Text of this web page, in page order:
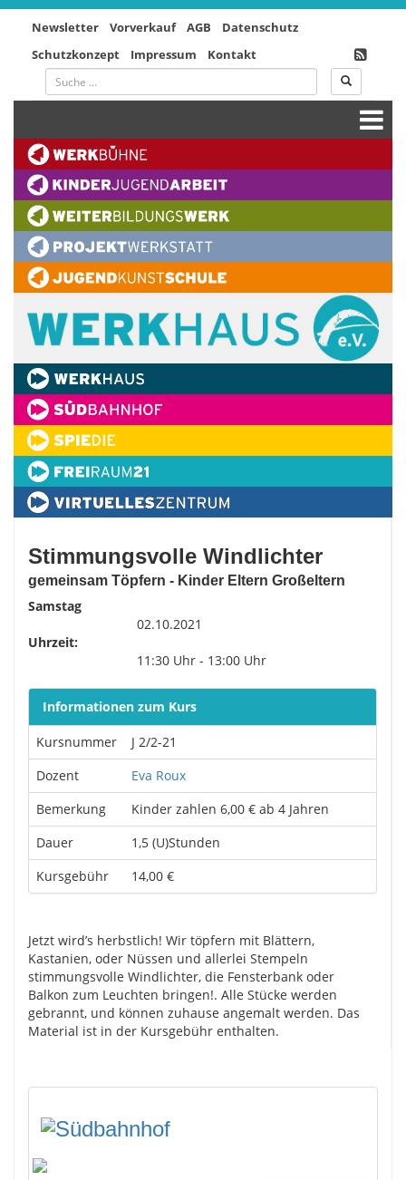
Newsletter Vorverkauf AGB
Datenschutz
Schutzkonzept
Impressum Kontakt
Stimmungsvolle Windlichter
gemeinsam Töpfern - Kinder Eltern Großeltern
Samstag
02.10.2021
Uhrzeit:
11:30 Uhr - 13:00 Uhr
Informationen zum Kurs
Kursnummer
J 2/2-21
Dozent
Eva Roux
Bemerkung
Kinder zahlen 6,00 € ab 4 Jahren
Dauer
1,5 (U)Stunden
Kursgebühr
14,00 €
Jetzt wird’s herbstlich! Wir töpfern mit Blättern,
Kastanien, oder Nüssen und allerlei Stempeln
stimmungsvolle Windlichter, die Fensterbank oder
Balkon zum Leuchten bringen!. Alle Stücke werden
gebrannt, und können zuhause angemalt werden. Das
Material ist in der Kursgebühr enthalten.